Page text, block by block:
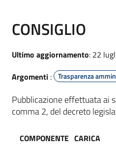
CONSIGLIO
Ultimo aggiornamento: 22
Argomenti : Trasparenza
Pubblicazione effettuata ai
comma 2, del decreto
COMPONENTE CARICA